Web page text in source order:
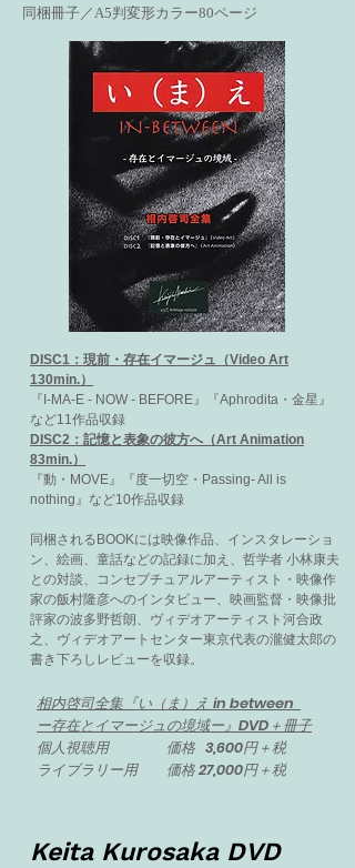
Keita Kurosaka DVD
同梱冊子／A5判変形カラー80ページ
DISC1：現前・存在イマージュ（Video Art
130min.）
『I-MA-E - NOW - BEFORE』『Aphrodita・金星』
など11作品収録
DISC2：記憶と表象の彼方へ（Art Animation
83min.）
『動・MOVE』『度一切空・Passing- All is
nothing』など10作品収録
同梱されるBOOKには映像作品、インスタレーショ
ン、絵画、童話などの記録に加え、哲学者 小林康夫
との対談、コンセプチュアルアーティスト・映像作
家の飯村隆彦へのインタビュー、映画監督・映像批
評家の波多野哲朗、ヴィデオアーティスト河合政
之、ヴィデオアートセンター東京代表の瀧健太郎の
書き下ろしレビューを収録。
相内啓司全集『い（ま）え in between
ー存在とイマージュの境域ー』DVD＋冊子
個人視聴用 価格 3,600円＋税
ライブラリー用 価格 27,000円＋税